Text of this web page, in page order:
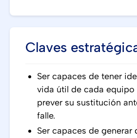
Claves
Ser capaces de tener
vida útil de cada equipo
prever su sustitución
falle.
Ser capaces de generar